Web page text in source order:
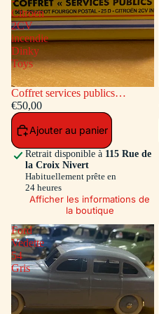
Citroen
2CV
incendie
Dinky
Toys
Coffret services publics
voitures: Peugeot Fourgon
Postal - Citroen 2CV incendie
Dinky Toys
€50,00
Ajouter au panier
Retrait disponible à 115 Rue de
la Croix Nivert
Habituellement prête en
24 heures
Afficher les informations de
la boutique
Ford
Vedette
54
Gris